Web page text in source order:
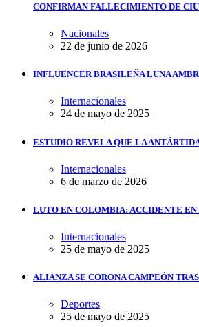
CONFIRMAN FALLECIMIENTO DE
Nacionales
22 de junio de 2026
INFLUENCER BRASILEÑA LUNA
Internacionales
24 de mayo de 2025
ESTUDIO REVELA QUE LA
Internacionales
6 de marzo de 2026
LUTO EN COLOMBIA: ACCIDENTE
Internacionales
25 de mayo de 2025
ALIANZA SE CORONA CAMPEÓN
Deportes
25 de mayo de 2025